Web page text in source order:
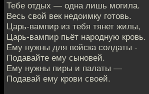
Тебе отдых — одна лишь могила.
Весь свой век недоимку готовь.
Царь-вампир из тебя тянет жилы,
Царь-вампир пьёт народную кровь.
Ему нужны для войска солдаты -
Подавайте ему сыновей.
Ему нужны пиры и палаты —
Подавай ему крови своей.